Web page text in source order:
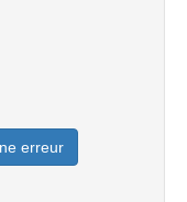
erreur